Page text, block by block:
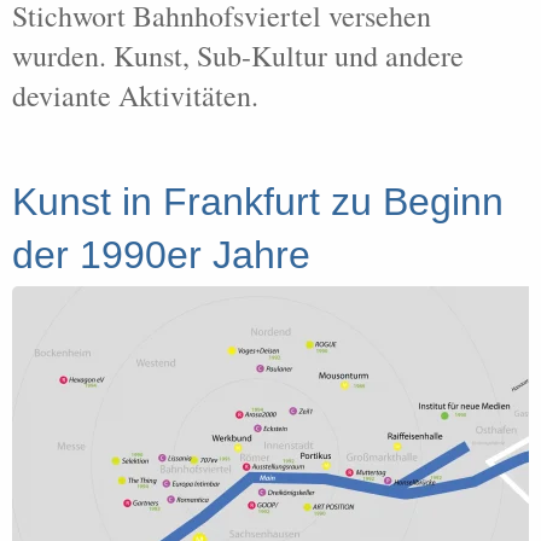
Stichwort Bahnhofsviertel versehen
wurden. Kunst, Sub-Kultur und andere
deviante Aktivitäten.
Kunst in Frankfurt zu Beginn
der 1990er Jahre